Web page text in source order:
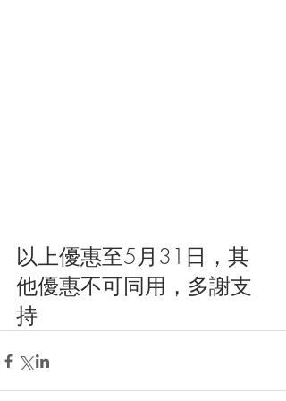
以上優惠至5月31日，其
他優惠不可同用，多謝支
持